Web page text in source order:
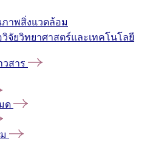
าพสิ่งแวดล้อม
จัยวิทยาศาสตร์และเทคโนโลยี
สาร
ด